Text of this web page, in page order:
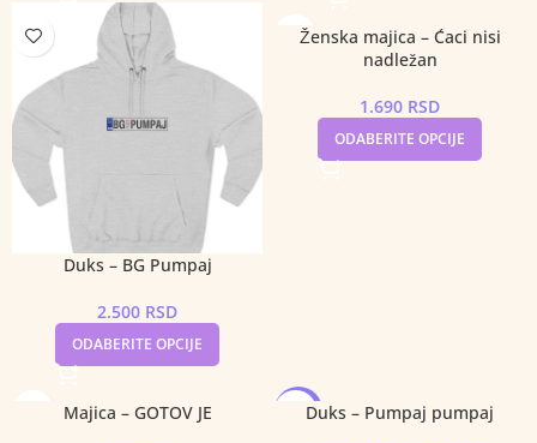
Duks – BG Pumpaj
2.500 RSD
ODABERITE OPCIJE
Ženska majica – Ćaci nisi
nadležan
1.690 RSD
ODABERITE OPCIJE
Majica – GOTOV JE -10%Duks – Pumpaj pumpaj